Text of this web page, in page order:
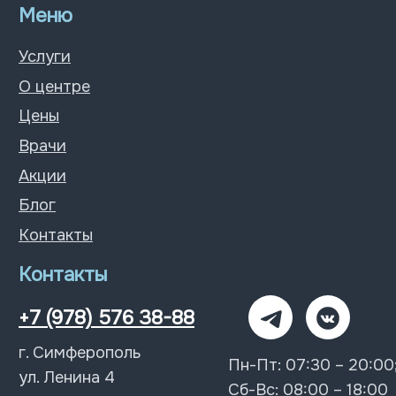
Политика конфиденциальности
© 2026 Все права защищены